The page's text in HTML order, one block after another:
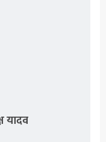
यादव